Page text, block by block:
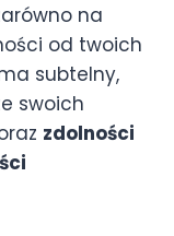
na
od twoich
subtelny,
swoich
zdolności